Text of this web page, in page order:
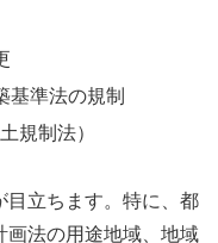
準法の規制
制法）
目立ちます。特に、都
画法の用途地域、地域